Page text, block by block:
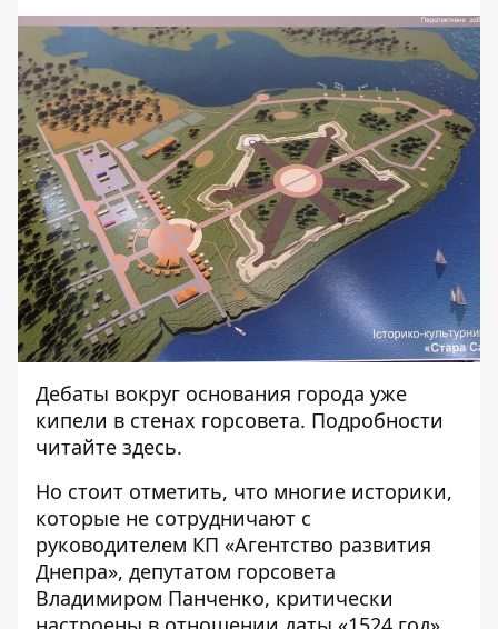
Дебаты вокруг основания города уже
кипели в стенах горсовета. Подробности
читайте здесь.
Но стоит отметить, что многие историки,
которые не сотрудничают с
руководителем КП «Агентство развития
Днепра», депутатом горсовета
Владимиром Панченко, критически